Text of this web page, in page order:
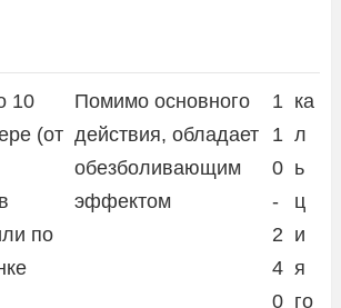
10
(от
по
Помимо основного
действия, обладает
обезболивающим
эффектом
1
1
0
-
2
4
0
ка
л
ь
ц
и
я
го